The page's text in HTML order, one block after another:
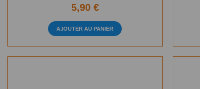
5,90 €
AJOUTER AU PANIER